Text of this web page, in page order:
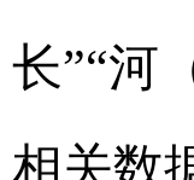
长”“河
相关数